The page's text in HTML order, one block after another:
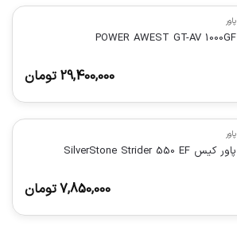
پاور
POWER AWEST GT-AV 1000GF
29,400,000 تومان
پاور
پاور کیس SilverStone Strider 550 EF
7,850,000تومان